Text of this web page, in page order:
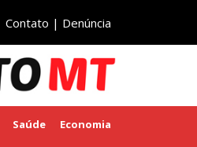
Contato | Denúncia
Saúde Economia